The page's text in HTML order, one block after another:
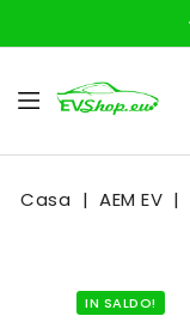
Casa AEM EV
IN SALDO!